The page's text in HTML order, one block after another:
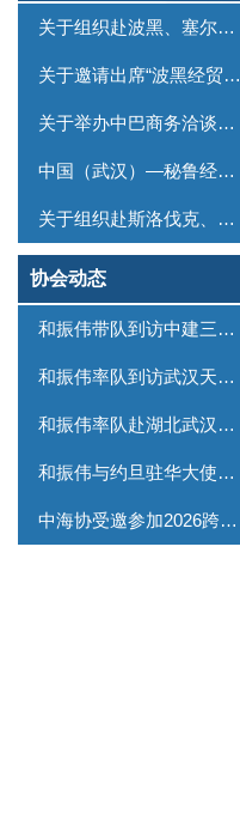
关于组织赴波黑、塞尔维亚商务考察的函
关于邀请出席“波黑经贸投资推介会”的函
关于举办中巴商务洽谈会的通知
中国（武汉）—秘鲁经贸合作推介会邀请函
关于组织赴斯洛伐克、奥地利商务考察的函
协会动态
和振伟带队到访中建三局数字工程有限公司
和振伟率队到访武汉天源集团
和振伟率队赴湖北武汉调研
和振伟与约旦驻华大使会谈
中海协受邀参加2026跨境能源矿产出海专题路演会